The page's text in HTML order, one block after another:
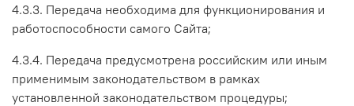
4.3.3. Передача необходима для функционирования и
работоспособности самого Сайта;
4.3.4. Передача предусмотрена российским или иным
применимым законодательством в рамках
установленной законодательством процедуры;